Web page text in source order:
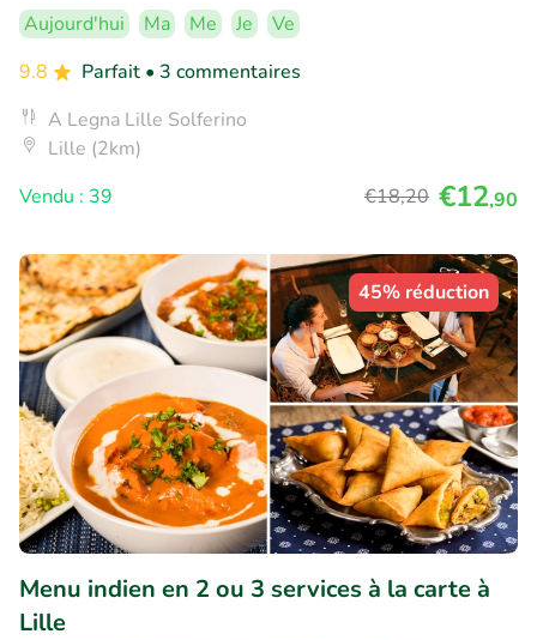
Aujourd'hui Ma Me Je
Ve
9.8
Parfait • 3 commentaires
A Legna Lille Solferino
Lille (2km)
Vendu : 39
€18,20 €12,90
45% réduction
Menu indien en 2 ou 3 services à la carte à
Lille